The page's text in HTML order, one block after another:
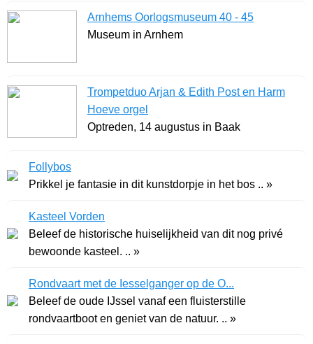
Arnhems Oorlogsmuseum 40 - 45
Museum in Arnhem
Trompetduo Arjan & Edith Post en Harm
Hoeve orgel
Optreden, 14 augustus in Baak
Follybos
Prikkel je fantasie in dit kunstdorpje in het bos .. »
Kasteel Vorden
Beleef de historische huiselijkheid van dit nog privé
bewoonde kasteel. .. »
Rondvaart met de Iesselganger op de O...
Beleef de oude IJssel vanaf een fluisterstille
rondvaartboot en geniet van de natuur. .. »